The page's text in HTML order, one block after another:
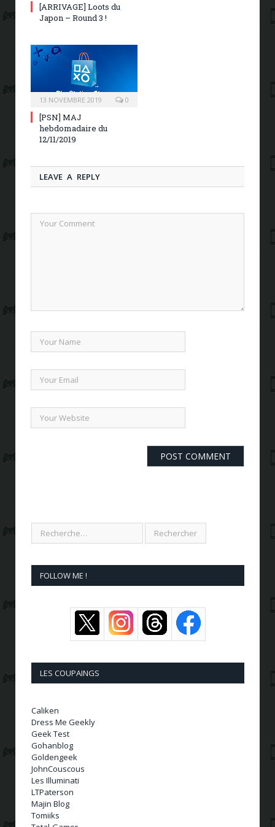
[ARRIVAGE] Loots du
Japon – Round 3 !
13 NOVEMBRE 2019 0
[PSN] MAJ
hebdomadaire du
12/11/2019
LEAVE A REPLY
FOLLOW ME !
LES COUPAINGS
Caliken
Dress Me Geekly
Geek Test
Gohanblog
Goldengeek
JohnCouscous
Les Illuminati
LTPaterson
Majin Blog
Tomiiks